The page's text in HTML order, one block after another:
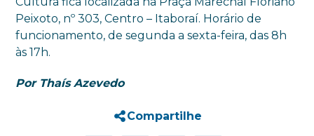
Peixoto, nº 303, Centro – Itaboraí. Horário de
funcionamento, de segunda a sexta-feira, das 8h
às 17h.
Por Thaís Azevedo
Compartilhe